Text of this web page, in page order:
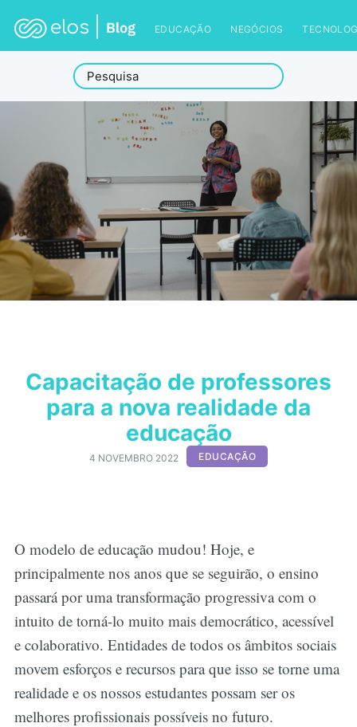
EDUCAÇÃO NEGÓCIOS
Capacitação de professores
para a nova realidade da
educação
4 NOVEMBRO 2022 EDUCAÇÃO
O modelo de educação mudou! Hoje, e
principalmente nos anos que se seguirão, o ensino
passará por uma transformação progressiva com o
intuito de torná-lo muito mais democrático, acessível
e colaborativo. Entidades de todos os âmbitos sociais
movem esforços e recursos para que isso se torne uma
realidade e os nossos estudantes possam ser os
melhores profissionais possíveis no futuro.